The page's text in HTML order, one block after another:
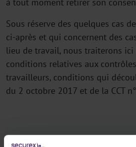
Sous réserve des quelques cas
ci-après et qui concernent des
lieu de travail, nous traiterons
conditions relatives aux
travailleurs, conditions qui
du 2 octobre 2017 et de la CCT